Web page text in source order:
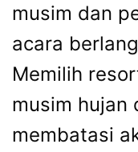
musim dan
acara
Memilih
musim hujan
membatasi